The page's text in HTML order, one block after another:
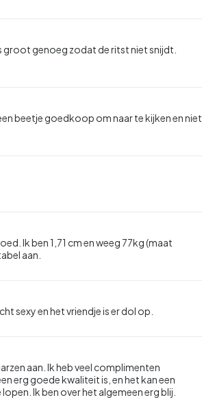
groot genoeg zodat de ritst niet snijdt.
beetje goedkoop om naar te kijken en niet
Ik ben 1,71 cm en weeg 77kg (maat
aan.
sexy en het vriendje is er dol op.
aan. Ik heb veel complimenten
erg goede kwaliteit is, en het kan een
Ik ben over het algemeen erg blij.